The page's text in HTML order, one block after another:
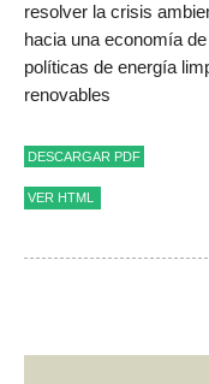
resolver la crisis
hacia una economía
políticas de energía
renovables
DESCARGAR PDF
VER HTML